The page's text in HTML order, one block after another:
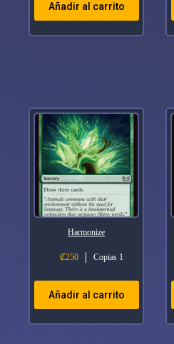
Añadir al carrito
Harmonize
₡250 Copias 1
Añadir al carrito